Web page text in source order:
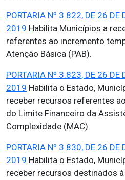
PORTARIA Nº 3.822, DE 26 DE
2019 Habilita Municípios a
referentes ao incremento
Atenção Básica (PAB).
PORTARIA Nº 3.823, DE 26 DE
2019 Habilita o Estado,
receber recursos referentes
do Limite Financeiro da
Complexidade (MAC).
PORTARIA Nº 3.830, DE 26 DE
2019 Habilita o Estado,
receber recursos destinados